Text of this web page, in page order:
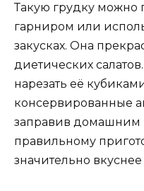
Такую грудку можно
гарниром или
закусках. Она
диетических
нарезать её
консервированные
заправив домашним
правильному
значительно